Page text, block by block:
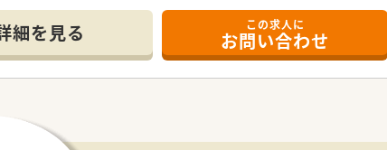
った研修が整っています。
、関東エリアに80店舗以上展開している創業100年を超え
る企業です。「ダイレクトテレフォン」「トレーシングレ
した店舗作り」等対物から対人業務への移行、また処方箋
域に貢献すべく、福祉事業や保育園などの事業も行ってお
細を見る この求人に
お問い合わせ